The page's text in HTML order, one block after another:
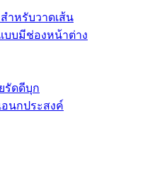
ำหรับวาดเส้น
บบมีช่องหน้าต่าง
รัดดีบุก
นกประสงค์